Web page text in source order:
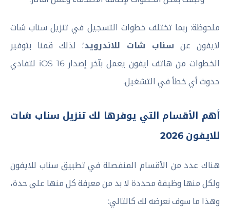
ملحوظة: ربما تختلف خطوات التسجيل في تنزيل سناب شات
لايفون عن سناب شات للاندرويد؛ لذلك قمنا بتوفير
الخطوات من هاتف ايفون يعمل بآخر إصدار iOS 16 لتفادي
حدوث أي خطأ في التشغيل.
أهم الأقسام التي يوفرها لك تنزيل سناب شات
للايفون 2026
هناك عدد من الأقسام المنفصلة في تطبيق سناب للايفون
ولكل منها وظيفة محددة لا بد من معرفة كل منها على حدة،
وهذا ما سوف نعرضه لك كالتالي: